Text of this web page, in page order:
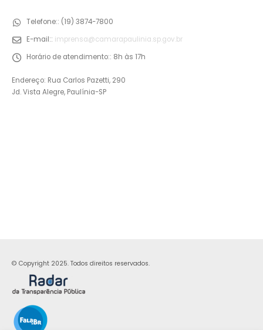
Telefone:: (19) 3874-7800
E-mail:: imprensa@camarapaulinia.sp.gov.br
Horário de atendimento:: 8h às 17h
Endereço: Rua Carlos Pazetti, 290
Jd. Vista Alegre, Paulínia-SP
© Copyright 2025. Todos direitos reservados.